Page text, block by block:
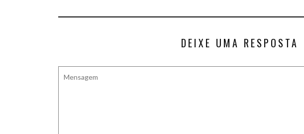
DEIXE UMA RESPOSTA